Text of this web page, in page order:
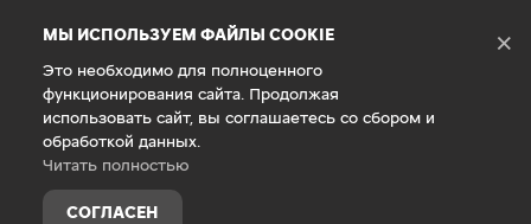
МЫ ИСПОЛЬЗУЕМ ФАЙЛЫ COOKIE
Это необходимо для полноценного
функционирования сайта. Продолжая
использовать сайт, вы соглашаетесь со сбором и
обработкой данных.
Читать полностью
СОГЛАСЕН
×
Главная Специальные предложения
Расширенная техническая помощь на
дорогах